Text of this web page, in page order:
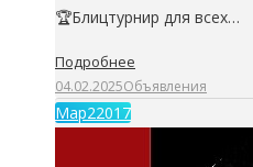
🏆Блицтурнир для всех…
Подробнее
04.02.2025Объявления
Мар22017